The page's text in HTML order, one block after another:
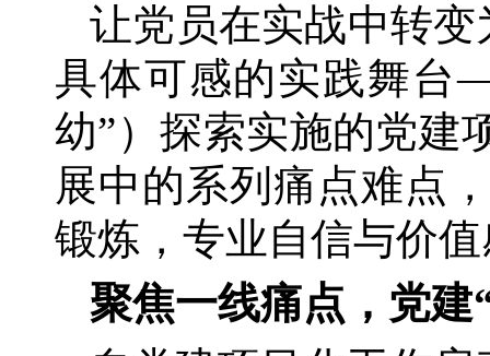
让党员在实战中转变
具体可感的实践舞台
幼”）探索实施的党建
展中的系列痛点难点
锻炼，专业自信与价
聚焦一线痛点，党建